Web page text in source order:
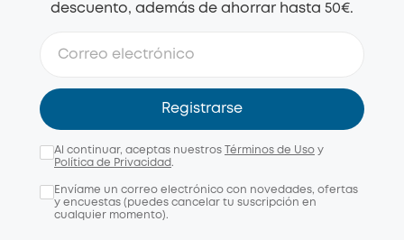
descuento, además de ahorrar hasta 50€.
Registrarse
Al continuar, aceptas nuestros Términos de Uso y
Política de Privacidad.
Envíame un correo electrónico con novedades, ofertas
y encuestas (puedes cancelar tu suscripción en
cualquier momento).